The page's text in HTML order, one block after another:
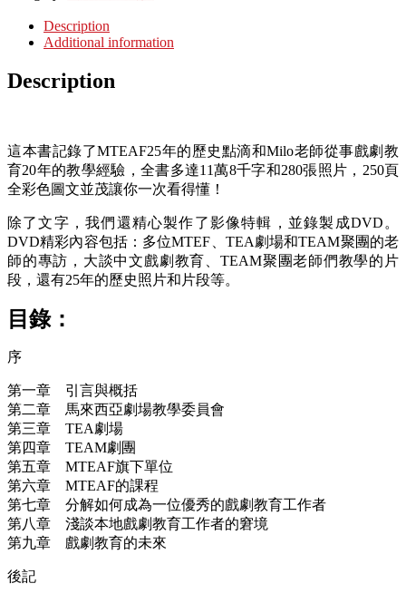
Description
Additional information
Description
這本書記錄了MTEAF25年的歷史點滴和Milo老師從事戲劇教
育20年的教學經驗，全書多達11萬8千字和280張照片，250頁
全彩色圖文並茂讓你一次看得懂！
除了文字，我們還精心製作了影像特輯，並錄製成DVD。
DVD精彩內容包括：多位MTEF、TEA劇場和TEAM聚團的老
師的專訪，大談中文戲劇教育、TEAM聚團老師們教學的片
段，還有25年的歷史照片和片段等。
目錄：
序
第一章 引言與概括
第二章 馬來西亞劇場教學委員會
第三章 TEA劇場
第四章 TEAM劇團
第五章 MTEAF旗下單位
第六章 MTEAF的課程
第七章 分解如何成為一位優秀的戲劇教育工作者
第八章 淺談本地戲劇教育工作者的窘境
第九章 戲劇教育的未來
後記